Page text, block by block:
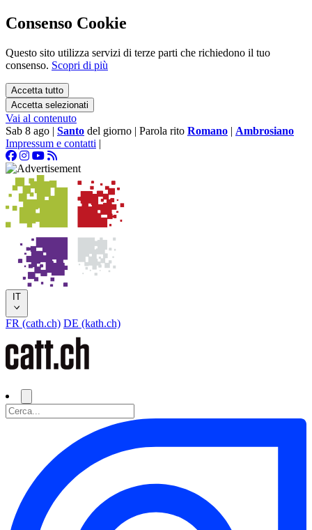
Consenso Cookie
Questo sito utilizza servizi di terze parti che richiedono il tuo
consenso. Scopri di più
Accetta tutto
Accetta selezionati
Vai al contenuto
Sab 8 ago | Santo del giorno | Parola rito Romano | Ambrosiano
Impressum e contatti |
IT
FR (cath.ch) DE (kath.ch)